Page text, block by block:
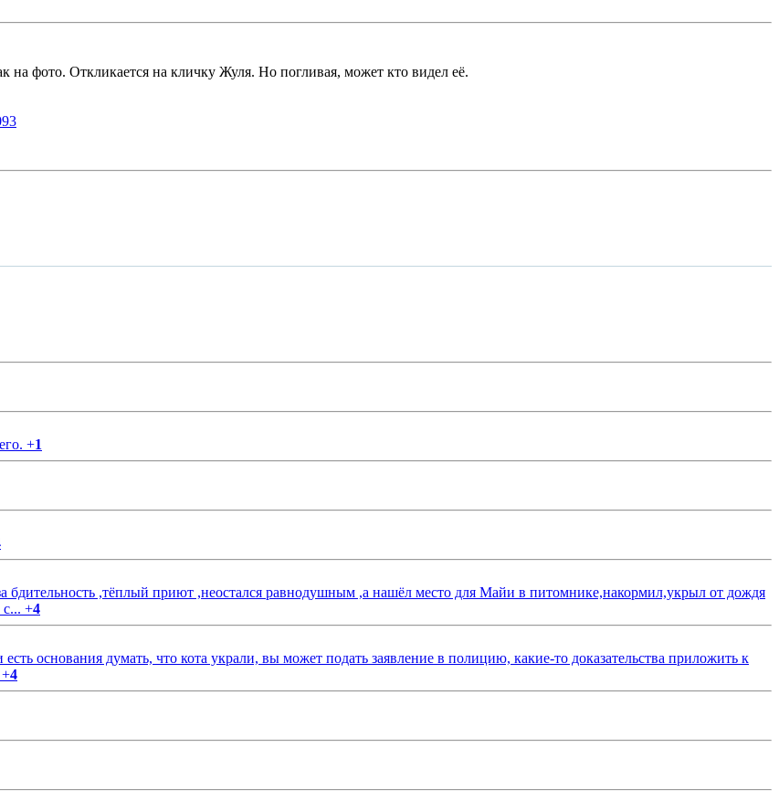
фото. Откликается на кличку Жуля. Но погливая, может кто видел её.
+1
,тёплый приют ,неостался равнодушным ,а нашёл место для Майи в питомнике,накормил,укрыл от дождя
+4
основания думать, что кота украли, вы может подать заявление в полицию, какие-то доказательства приложить к
+4